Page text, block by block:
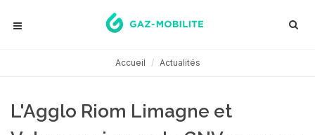
Accueil Actualités
L'Agglo Riom Limagne et